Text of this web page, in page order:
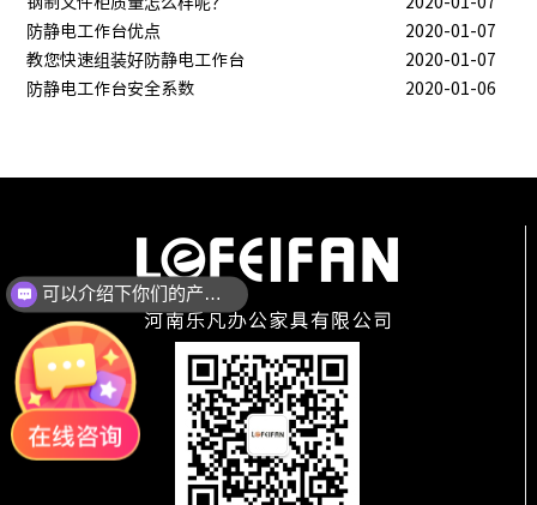
防静电工作台优点
2020-01-07
教您快速组装好防静电工作台
2020-01-07
防静电工作台安全系数
2020-01-06
可以介绍下你们的产品么？